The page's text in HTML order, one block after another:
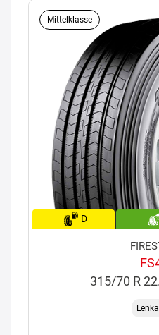
Mittelklasse
D
315/70 R